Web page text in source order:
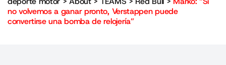
no volvemos a ganar pronto, Verstappen puede
convertirse una bomba de relojería”